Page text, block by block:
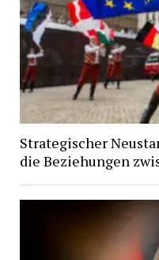
Strategischer
die Beziehungen